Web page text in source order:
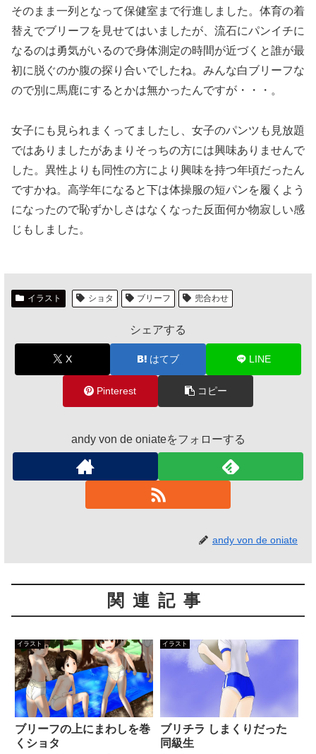
そのまま一列となって保健室まで行進しました。体育の着
替えでブリーフを見せてはいましたが、流石にパンイチに
なるのは勇気がいるので身体測定の時間が近づくと誰が最
初に脱ぐのか腹の探り合いでしたね。みんな白ブリーフな
ので別に馬鹿にするとかは無かったんですが・・・。
女子にも見られまくってましたし、女子のパンツも見放題
ではありましたがあまりそっちの方には興味ありませんで
した。異性よりも同性の方により興味を持つ年頃だったん
ですかね。高学年になると下は体操服の短パンを履くよう
になったので恥ずかしさはなくなった反面何か物寂しい感
じもしました。
イラスト ショタ ブリーフ 兜合わせ
シェアする
X はてブ LINE
Pinterest コピー
andy von de oniateをフォローする
andy von de oniate
関連記事
イラスト
ブリーフの上にまわしを巻
くショタ
イラスト
ブリチラ しまくりだった
同級生